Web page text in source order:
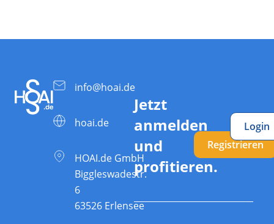
info@hoai.de
hoai.de
HOAI.de GmbH
Biggleswadestr.
6
63526 Erlensee
Jetzt
anmelden
und
profitieren.
Registrieren
Login